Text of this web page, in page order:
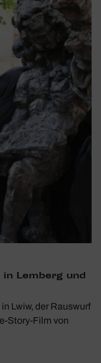
Lemberg und
Lwiw, der Rauswurf
Story-Film von